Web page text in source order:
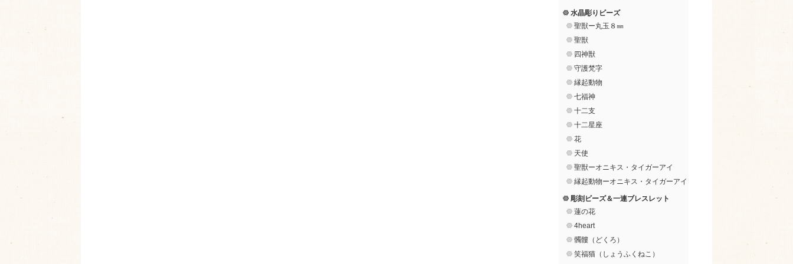
水晶彫りビーズ
聖獣ー丸玉８㎜
聖獣
四神獣
守護梵字
縁起動物
七福神
十二支
十二星座
花
天使
聖獣ーオニキス・タイガーアイ
縁起動物ーオニキス・タイガーアイ
彫刻ビーズ＆一連ブレスレット
蓮の花
4heart
髑髏（どくろ）
笑福猫（しょうふくねこ）